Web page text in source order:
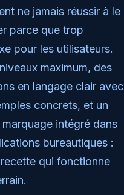
ne jamais réussir à le
parce que trop
pour les utilisateurs.
maximum, des
en langage clair avec
concrets, et un
intégré dans
bureautiques :
qui fonctionne